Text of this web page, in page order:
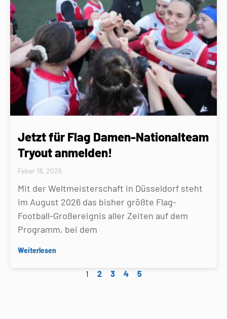
Jetzt für Flag Damen-Nationalteam
Tryout anmelden!
Feber 18, 2026
Mit der Weltmeisterschaft in Düsseldorf steht
im August 2026 das bisher größte Flag-
Football-Großereignis aller Zeiten auf dem
Programm, bei dem
Weiterlesen
1 2 3 4 5